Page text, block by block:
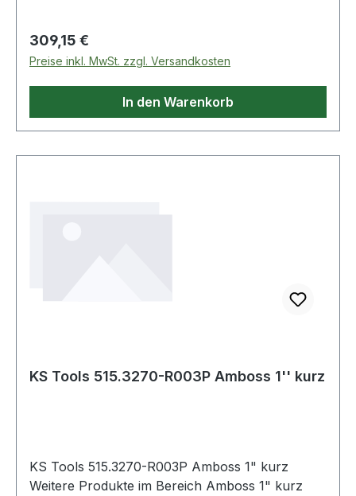
Regulärer Preis:
309,15 €
Preise inkl. MwSt. zzgl. Versandkosten
In den Warenkorb
KS Tools 515.3270-R003P Amboss 1'' kurz
KS Tools 515.3270-R003P Amboss 1" kurz
Weitere Produkte im Bereich Amboss 1" kurz